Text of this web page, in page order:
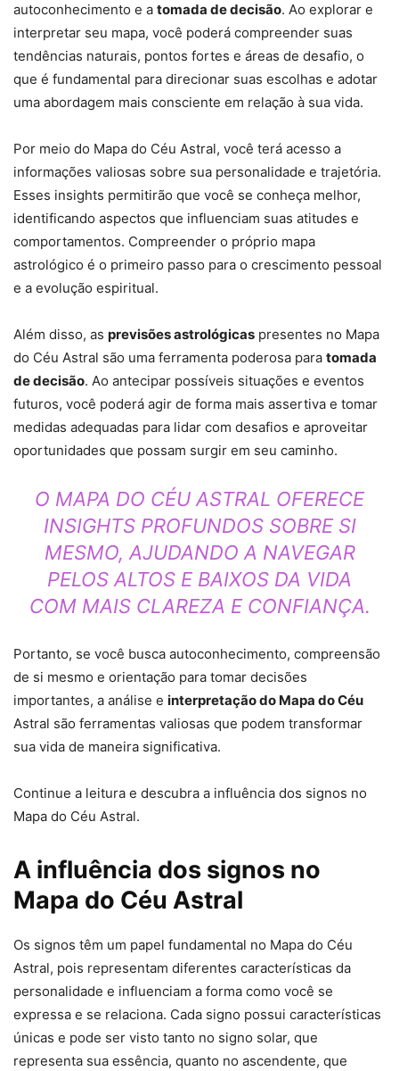
autoconhecimento e a tomada de decisão. Ao explorar e
interpretar seu mapa, você poderá compreender suas
tendências naturais, pontos fortes e áreas de desafio, o
que é fundamental para direcionar suas escolhas e adotar
uma abordagem mais consciente em relação à sua vida.
Por meio do Mapa do Céu Astral, você terá acesso a
informações valiosas sobre sua personalidade e trajetória.
Esses insights permitirão que você se conheça melhor,
identificando aspectos que influenciam suas atitudes e
comportamentos. Compreender o próprio mapa
astrológico é o primeiro passo para o crescimento pessoal
e a evolução espiritual.
Além disso, as previsões astrológicas presentes no Mapa
do Céu Astral são uma ferramenta poderosa para tomada
de decisão. Ao antecipar possíveis situações e eventos
futuros, você poderá agir de forma mais assertiva e tomar
medidas adequadas para lidar com desafios e aproveitar
oportunidades que possam surgir em seu caminho.
O MAPA DO CÉU ASTRAL OFERECE
INSIGHTS PROFUNDOS SOBRE SI
MESMO, AJUDANDO A NAVEGAR
PELOS ALTOS E BAIXOS DA VIDA
COM MAIS CLAREZA E CONFIANÇA.
Portanto, se você busca autoconhecimento, compreensão
de si mesmo e orientação para tomar decisões
importantes, a análise e interpretação do Mapa do Céu
Astral são ferramentas valiosas que podem transformar
sua vida de maneira significativa.
Continue a leitura e descubra a influência dos signos no
Mapa do Céu Astral.
A influência dos signos no
Mapa do Céu Astral
Os signos têm um papel fundamental no Mapa do Céu
Astral, pois representam diferentes características da
personalidade e influenciam a forma como você se
expressa e se relaciona. Cada signo possui características
únicas e pode ser visto tanto no signo solar, que
representa sua essência, quanto no ascendente, que